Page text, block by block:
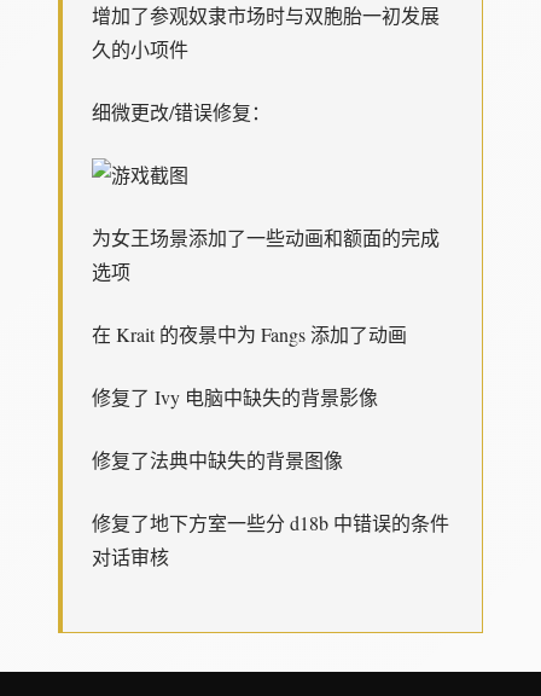
增加了参观奴隶市场时与双胞胎一初发展
久的小项件
细微更改/错误修复：
为女王场景添加了一些动画和额面的完成
选项
在 Krait 的夜景中为 Fangs 添加了动画
修复了 Ivy 电脑中缺失的背景影像
修复了法典中缺失的背景图像
修复了地下方室一些分 d18b 中错误的条件
对话审核